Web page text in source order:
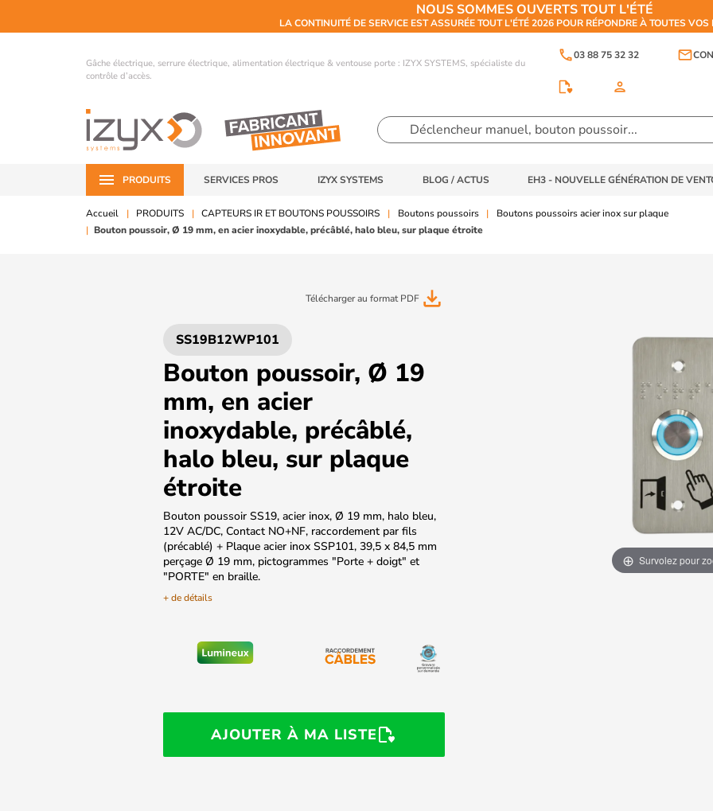
NOUS SOMMES OUVERTS TOUT L'ÉTÉ
LA CONTINUITÉ DE SERVICE EST ASSURÉE TOUT L'ÉTÉ 2026 POUR RÉPONDRE À TOUTES
Gâche électrique, serrure électrique, alimentation électrique & ventouse porte : IZYX SYSTEMS, spécialiste du
contrôle d’accès.
phone03 88 75 32 32 email
person
PRODUITS SERVICES PROS IZYX SYSTEMS BLOG / ACTUS EH3 - NOUVELLE GÉNÉRATION DE
Accueil PRODUITS CAPTEURS IR ET BOUTONS POUSSOIRS Boutons poussoirs
Boutons poussoirs acier inox sur plaque
Bouton poussoir, Ø 19 mm, en acier inoxydable, précâblé, halo bleu, sur plaque étroite
Télécharger au format PDF file_download
SS19B12WP101
Bouton poussoir, Ø 19
mm, en acier
inoxydable, précâblé,
halo bleu, sur plaque
étroite
Bouton poussoir SS19, acier inox, Ø 19 mm, halo bleu,
12V AC/DC, Contact NO+NF, raccordement par fils
(précablé) + Plaque acier inox SSP101, 39,5 x 84,5 mm
perçage Ø 19 mm, pictogrammes "Porte + doigt" et
"PORTE" en braille.
+ de détails
AJOUTER À MA LISTE
Survolez pour